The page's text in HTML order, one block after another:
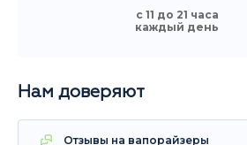
с 11 до 21 часа
каждый день
Нам доверяют
Отзывы на вапорайзеры